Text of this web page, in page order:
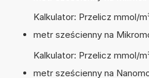
Kalkulator: Przelicz mmol/
metr sześcienny na
Kalkulator: Przelicz mmol/
metr sześcienny na